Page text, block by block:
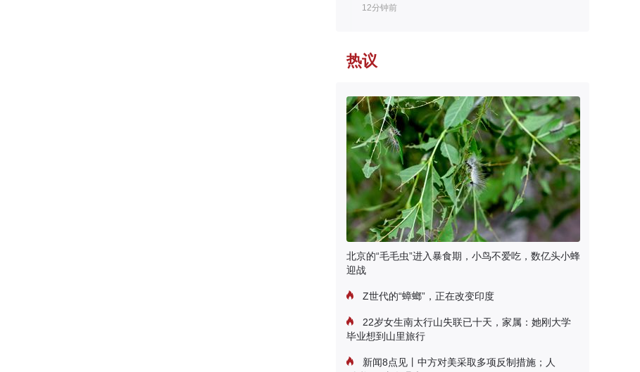
12分钟前
热议
北京的“毛毛虫”进入暴食期，小鸟不爱吃，数亿头小蜂
迎战
Z世代的“蟑螂”，正在改变印度
22岁女生南太行山失联已十天，家属：她刚大学
毕业想到山里旅行
新闻8点见丨中方对美采取多项反制措施；人